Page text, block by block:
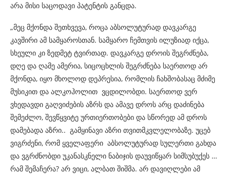
არა მისი საცოდავი პატენტის განცდა.
„მეც მქონდა შეთხვევა, როცა აბსოლუტურად დავკარგე
კავშირი ამ სამყაროსთან. სამყარო ჩემთვის ილუზიად იქცა,
სხეული კი ზედმეტ ტვირთად. დავკარგე დროის შეგრძნება,
დღე და ღამე ამერია, სიცოცხლის შეგრძნება საერთოდ არ
მქონდა, იყო მხოლოდ დეპრესია, რომლის ჩახშობასაც მძიმე
მუსიკით და ალკოჰოლით ვცდილობდი. საერთოდ ვერ
ვხედავდი გაღვიძების აზრს და ამავე დროს არც დაძინება
შემეძლო, შევწყვიტე ურთიერთობები და სწორედ ამ დროს
დამებადა აზრი.. გამყინავი აზრი თვითმკვლელობაზე. უცებ
ვიგრძენი, რომ ყველაფერი აბსოლუტურად სულერთი გახდა
და ვგრძნობდი უკანასკნელი ნაბიჯის დაუვიწყარ სიმსუბუქეს …
რამ შემაჩერა? არ ვიცი, ალბათ შიშმა. არ დავიღლები ამ